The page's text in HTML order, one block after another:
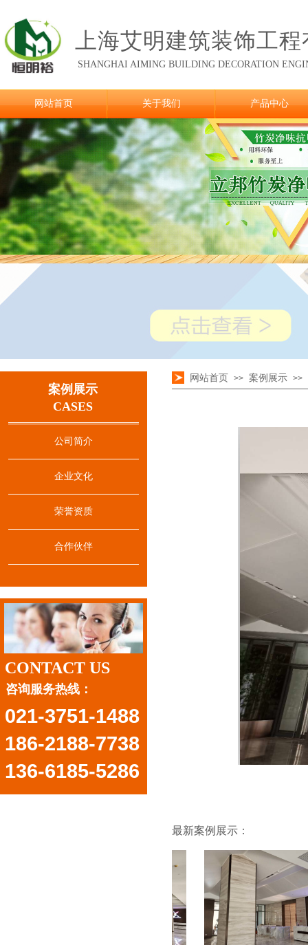
上海艾明建筑装饰工
SHANGHAI AIMING BUILDING DECORATION
网站首页 关于我们 产品中心
公司简介
企业文化
荣誉资质
合作伙伴
案例展示
CASES
网站首页 >> 案例展示 >>
咨询服务热线：
021-3751-1488
186-2188-7738
136-6185-5286
CONTACT US
最新案例展示：